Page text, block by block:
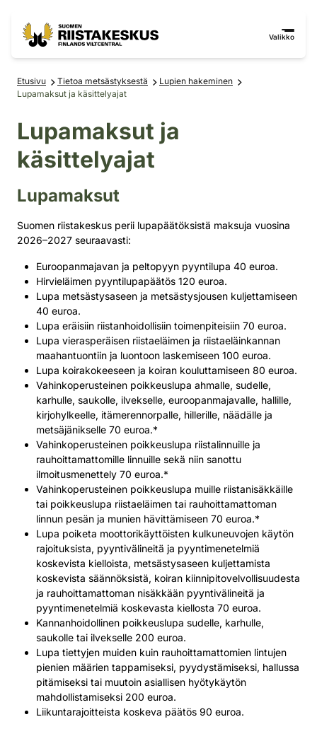
Valikko
Etusivu Tietoa metsästyksestä
Lupien hakeminen
Lupamaksut ja käsittelyajat
Lupamaksut ja
käsittelyajat
Lupamaksut
Suomen riistakeskus perii lupapäätöksistä maksuja vuosina
2026–2027 seuraavasti:
Euroopanmajavan ja peltopyyn pyyntilupa 40 euroa.
Hirvieläimen pyyntilupapäätös 120 euroa.
Lupa metsästysaseen ja metsästysjousen kuljettamiseen
40 euroa.
Lupa eräisiin riistanhoidollisiin toimenpiteisiin 70 euroa.
Lupa vierasperäisen riistaeläimen ja riistaeläinkannan
maahantuontiin ja luontoon laskemiseen 100 euroa.
Lupa koirakokeeseen ja koiran kouluttamiseen 80 euroa.
Vahinkoperusteinen poikkeuslupa ahmalle, sudelle,
karhulle, saukolle, ilvekselle, euroopanmajavalle, hallille,
kirjohylkeelle, itämerennorpalle, hillerille, näädälle ja
metsäjänikselle 70 euroa.*
Vahinkoperusteinen poikkeuslupa riistalinnuille ja
rauhoittamattomille linnuille sekä niin sanottu
ilmoitusmenettely 70 euroa.*
Vahinkoperusteinen poikkeuslupa muille riistanisäkkäille
tai poikkeuslupa riistaeläimen tai rauhoittamattoman
linnun pesän ja munien hävittämiseen 70 euroa.*
Lupa poiketa moottorikäyttöisten kulkuneuvojen käytön
rajoituksista, pyyntivälineitä ja pyyntimenetelmiä
koskevista kielloista, metsästysaseen kuljettamista
koskevista säännöksistä, koiran kiinnipitovelvollisuudesta
ja rauhoittamattoman nisäkkään pyyntivälineitä ja
pyyntimenetelmiä koskevasta kiellosta 70 euroa.
Kannanhoidollinen poikkeuslupa sudelle, karhulle,
saukolle tai ilvekselle 200 euroa.
Lupa tiettyjen muiden kuin rauhoittamattomien lintujen
pienien määrien tappamiseksi, pyydystämiseksi, hallussa
pitämiseksi tai muutoin asiallisen hyötykäytön
mahdollistamiseksi 200 euroa.
Liikuntarajoitteista koskeva päätös 90 euroa.